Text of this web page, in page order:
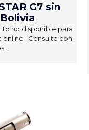
G7 sin
no disponible para
online | Consulte con